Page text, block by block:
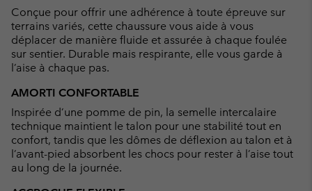
Conçue pour offrir une adhérence à toute épreuve sur
terrains variés, cette chaussure vous aide à vous
déplacer de manière fluide et assurée à chaque foulée
sur sentier. Durable mais respirante, elle vous garde à
l’aise à chaque pas.
AMORTI CONFORTABLE
Inspirée d’une pomme de pin, la semelle intercalaire
technique maintient le talon pour une stabilité tout en
confort, tandis que les dômes de déflexion au talon et à
l’avant-pied absorbent les chocs pour rester à l’aise tout
au long de la journée.